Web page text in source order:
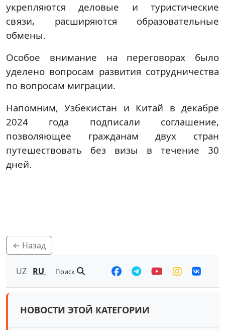
укрепляются деловые и туристические
связи, расширяются образовательные
обмены.
Особое внимание на переговорах было
уделено вопросам развития сотрудничества
по вопросам миграции.
Напомним, Узбекистан и Китай в декабре
2024 года подписали соглашение,
позволяющее гражданам двух стран
путешествовать без визы в течение 30
дней.
← Назад
UZ RU Поиск
НОВОСТИ ЭТОЙ КАТЕГОРИИ